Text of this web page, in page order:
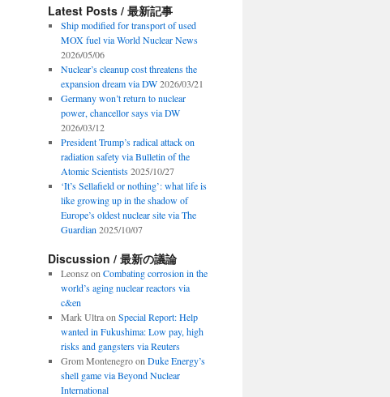
Latest Posts / 最新記事
Ship modified for transport of used
MOX fuel via World Nuclear News
2026/05/06
Nuclear’s cleanup cost threatens the
expansion dream via DW 2026/03/21
Germany won’t return to nuclear
power, chancellor says via DW
2026/03/12
President Trump’s radical attack on
radiation safety via Bulletin of the
Atomic Scientists 2025/10/27
‘It’s Sellafield or nothing’: what life is
like growing up in the shadow of
Europe’s oldest nuclear site via The
Guardian 2025/10/07
Discussion / 最新の議論
Leonszon Combating corrosion in the
world’s aging nuclear reactors via
c&en
Mark Ultraon Special Report: Help
wanted in Fukushima: Low pay, high
risks and gangsters via Reuters
Grom Montenegroon Duke Energy’s
shell game via Beyond Nuclear
International